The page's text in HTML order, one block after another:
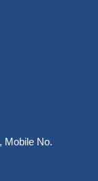
, Mobile No.